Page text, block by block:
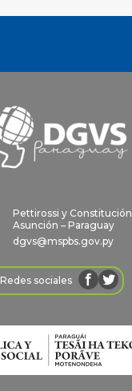
Pettirossi y Constitución
Asunción – Paraguay
dgvs@mspbs.gov.py
Redes sociales